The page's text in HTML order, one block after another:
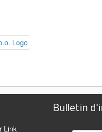
Bulletin